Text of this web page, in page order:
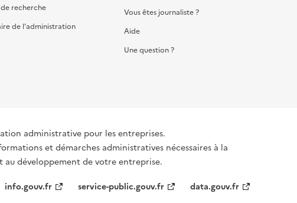
recherche
de l'administration
Vous êtes journaliste ?
Aide
Une question ?
administrative pour les entreprises.
et démarches administratives nécessaires à la
au développement de votre entreprise.
info.gouv.fr service-public.gouv.fr data.gouv.fr